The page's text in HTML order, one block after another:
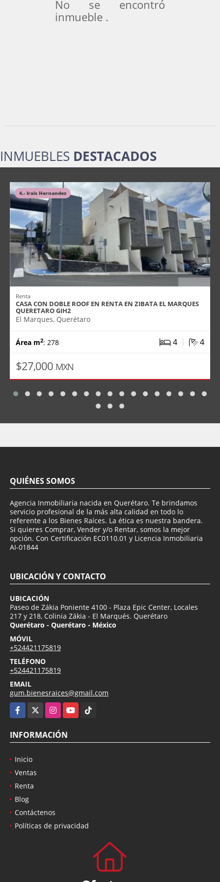
No se encontró
inmueble .
INMUEBLES DESTACADOS
4.- Irais Hernandez
Renta
CASA CON DOBLE ROOF EN RENTA EN ZIBATA EL MARQUES
QUERETARO GIH2
El Marques, Querétaro
Área m2: 278 4 | 4
$27,000 MXN
QUIÉNES SOMOS
Agencia Inmobiliaria nacida en Querétaro. Te brindamos
servicio profesional de la más alta calidad en todo lo
referente a los Bienes Raíces. La ética es nuestra bandera.
Si quieres Comprar, Vender y/o Rentar, somos la mejor
opción. Con Certificación EC0110.01 y Licencia Inmobiliaria
AI-01844
UBICACIÓN Y CONTACTO
UBICACIÓN
Paseo de Zákia Poniente 4100 - Plaza Epic Center, Locales
217 y 218, Colinia Zákia - El Marqués. Querétaro
Querétaro - Querétaro - México
MÓVIL
+524421175819
TELÉFONO
+524421175819
EMAIL
gum.bienesraices@gmail.com
Facebook
InstagramYouTubeTikTok
INFORMACIÓN
Inicio
Ventas
Renta
Blog
Contáctenos
Políticas de privacidad